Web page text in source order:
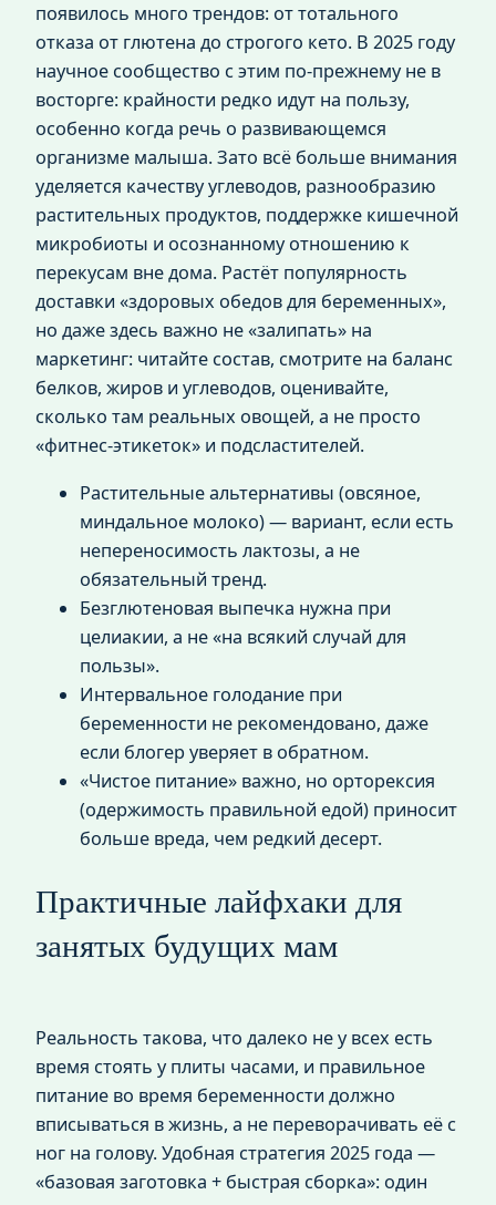
появилось много трендов: от тотального
отказа от глютена до строгого кето. В 2025 году
научное сообщество с этим по‑прежнему не в
восторге: крайности редко идут на пользу,
особенно когда речь о развивающемся
организме малыша. Зато всё больше внимания
уделяется качеству углеводов, разнообразию
растительных продуктов, поддержке кишечной
микробиоты и осознанному отношению к
перекусам вне дома. Растёт популярность
доставки «здоровых обедов для беременных»,
но даже здесь важно не «залипать» на
маркетинг: читайте состав, смотрите на баланс
белков, жиров и углеводов, оценивайте,
сколько там реальных овощей, а не просто
«фитнес-этикеток» и подсластителей.
Растительные альтернативы (овсяное,
миндальное молоко) — вариант, если есть
непереносимость лактозы, а не
обязательный тренд.
Безглютеновая выпечка нужна при
целиакии, а не «на всякий случай для
пользы».
Интервальное голодание при
беременности не рекомендовано, даже
если блогер уверяет в обратном.
«Чистое питание» важно, но орторексия
(одержимость правильной едой) приносит
больше вреда, чем редкий десерт.
Практичные лайфхаки для
занятых будущих мам
Реальность такова, что далеко не у всех есть
время стоять у плиты часами, и правильное
питание во время беременности должно
вписываться в жизнь, а не переворачивать её с
ног на голову. Удобная стратегия 2025 года —
«базовая заготовка + быстрая сборка»: один